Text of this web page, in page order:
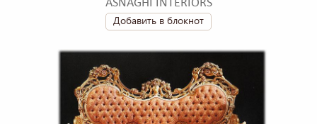
ASNAGHI INTERIORS
Добавить в блокнот